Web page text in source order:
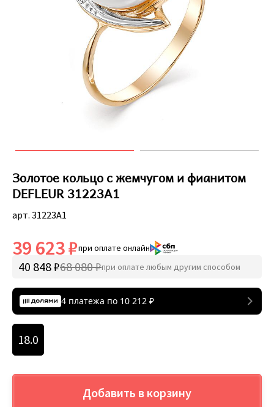
Золотое кольцо с жемчугом и фианитом
DEFLEUR 31223A1
арт. 31223A1
39 623 ₽при оплате онлайн
40 848 ₽68 080 ₽при оплате любым другим способом
4 платежа по 10 212 ₽
18.0
Добавить в корзину